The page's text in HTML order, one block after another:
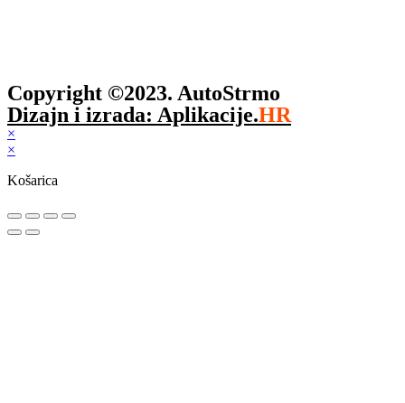
Copyright ©2023. AutoStrmo
Dizajn i izrada: Aplikacije.HR
×
×
Košarica